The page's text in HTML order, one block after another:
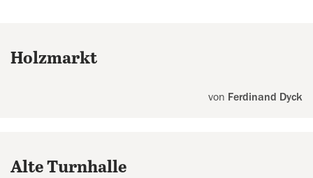
Holzmarkt
von Ferdinand Dyck
Alte Turnhalle